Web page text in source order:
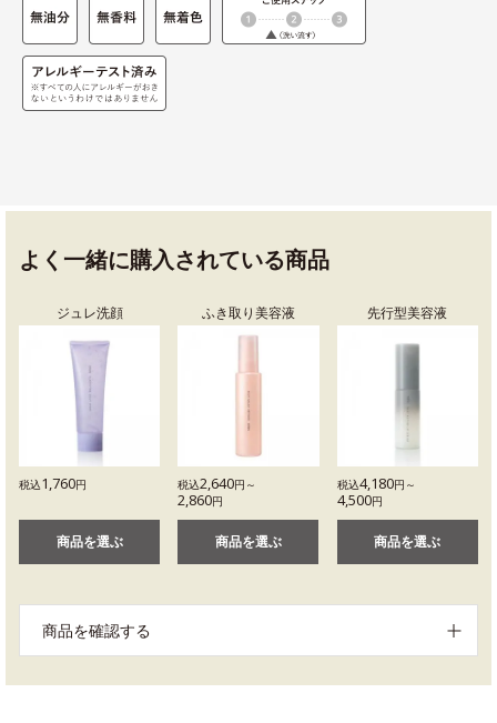
よく一緒に購入されている商品
ジュレ洗顔
税込1,760円
商品を選ぶ
ふき取り美容液
税込2,640円～
2,860円
商品を選ぶ
先行型美容液
税込4,180円～
4,500円
商品を選ぶ
商品を確認する